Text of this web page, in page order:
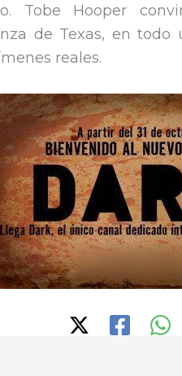
Tobe Hooper
de Texas, en
reales.